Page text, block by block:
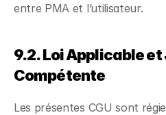
entre PMA et l’utilisateur.
9.2. Loi Applicable
Compétente
Les présentes CGU sont